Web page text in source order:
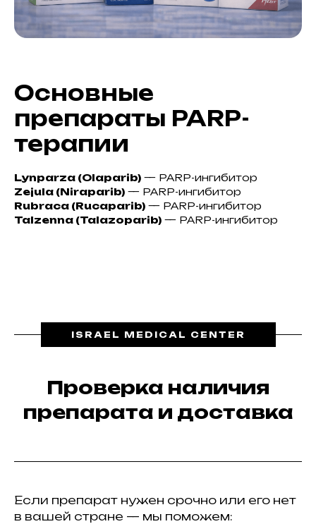
Основные
препараты PARP-
терапии
Lynparza (Olaparib) — PARP-ингибитор
Zejula (Niraparib) — PARP-ингибитор
Rubraca (Rucaparib) — PARP-ингибитор
Talzenna (Talazoparib) — PARP-ингибитор
ISRAEL MEDICAL CENTER
Проверка наличия
препарата и доставка
Если препарат нужен срочно или его нет
в вашей стране — мы поможем: